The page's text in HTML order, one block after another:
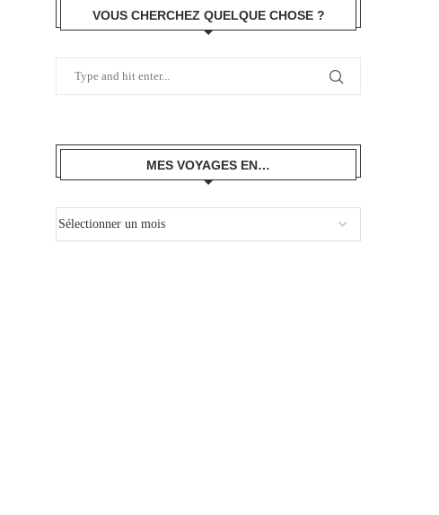
VOUS CHERCHEZ QUELQUE CHOSE ?
MES VOYAGES EN…